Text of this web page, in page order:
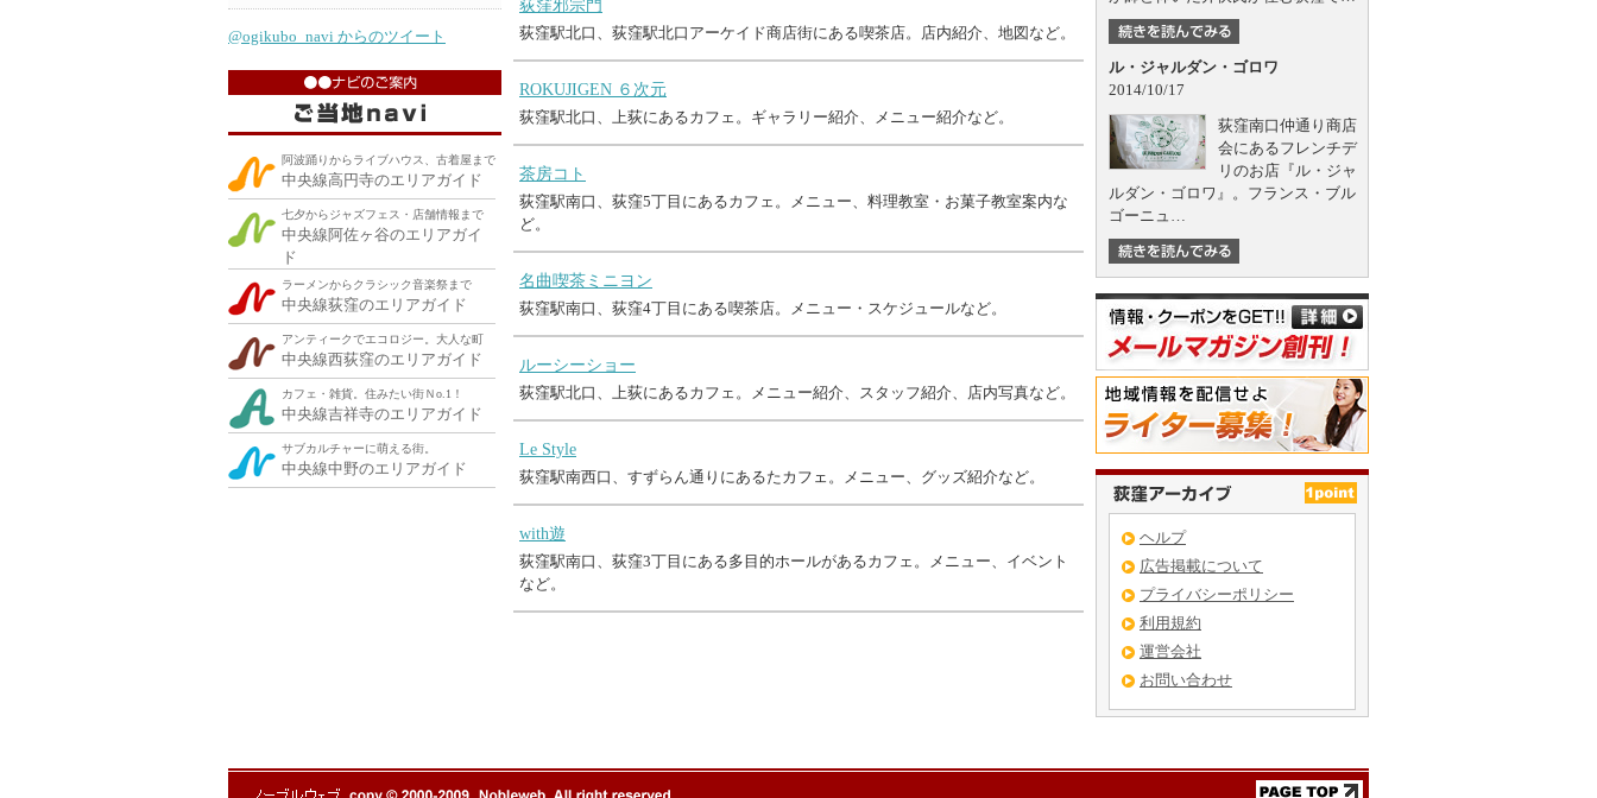
@ogikubo_navi からのツイート
阿波踊りからライブハウス、古着屋まで
中央線高円寺のエリアガイド
七夕からジャズフェス・店舗情報まで
中央線阿佐ヶ谷のエリアガイ
ド
ラーメンからクラシック音楽祭まで
中央線荻窪のエリアガイド
アンティークでエコロジー。大人な町
中央線西荻窪のエリアガイド
カフェ・雑貨。住みたい街Ｎo.1！
中央線吉祥寺のエリアガイド
サブカルチャーに萌える街。
中央線中野のエリアガイド
荻窪邪宗門
荻窪駅北口、荻窪駅北口アーケイド商店街にある喫茶店。店内紹介、地図など。
ROKUJIGEN ６次元
荻窪駅北口、上荻にあるカフェ。ギャラリー紹介、メニュー紹介など。
茶房コト
荻窪駅南口、荻窪5丁目にあるカフェ。メニュー、料理教室・お菓子教室案内な
ど。
名曲喫茶ミニヨン
荻窪駅南口、荻窪4丁目にある喫茶店。メニュー・スケジュールなど。
ルーシーショー
荻窪駅北口、上荻にあるカフェ。メニュー紹介、スタッフ紹介、店内写真など。
Le Style
荻窪駅南西口、すずらん通りにあるたカフェ。メニュー、グッズ紹介など。
with遊
荻窪駅南口、荻窪3丁目にある多目的ホールがあるカフェ。メニュー、イベント
など。
ル・ジャルダン・ゴロワ
2014/10/17
荻窪南口仲通り商店
会にあるフレンチデ
リのお店『ル・ジャ
ルダン・ゴロワ』。フランス・ブル
ゴーニュ…
ヘルプ
広告掲載について
プライバシーポリシー
利用規約
運営会社
お問い合わせ